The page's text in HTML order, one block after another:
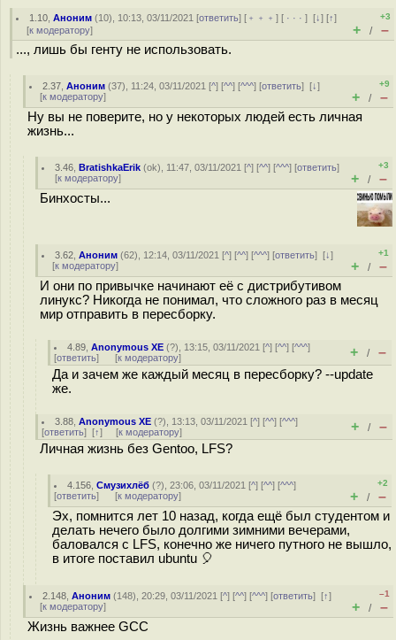
1.10 ,Аноним (10), 10:13, 03/11/2021 [ответить] [ ﹢﹢﹢] [ · · ·][↓] [↑]
[к модератору]
+3
+ / –
..., лишь бы генту не использовать.
2.37 ,Аноним (37), 11:24, 03/11/2021 [^] [^^] [^^^] [ответить][↓]
[к модератору]
+9
+ / –
Ну вы не поверите, но у некоторых людей есть личная
жизнь...
3.46 ,BratishkaErik (ok), 11:47, 03/11/2021 [^] [^^] [^^^] [ответить]
[к модератору]
+3
+ / –
Бинхосты...
3.62 ,Аноним (62), 12:14, 03/11/2021 [^] [^^] [^^^] [ответить][↓]
[к модератору]
+1
+ / –
И они по привычке начинают её с дистрибутивом
линукс? Никогда не понимал, что сложного раз в месяц
мир отправить в пересборку.
4.89 ,Anonymous XE (?), 13:15, 03/11/2021 [^] [^^] [^^^]
[ответить] [к модератору] + / –
Да и зачем же каждый месяц в пересборку? --update
же.
3.88 ,Anonymous XE (?), 13:13, 03/11/2021 [^] [^^] [^^^]
[ответить] [↑] [к модератору] + / –
Личная жизнь без Gentoo, LFS?
4.156 ,Смузихлёб (?), 23:06, 03/11/2021 [^] [^^] [^^^]
[ответить] [к модератору]
+2
+ / –
Эх, помнится лет 10 назад, когда ещё был студентом и
делать нечего было долгими зимними вечерами,
баловался с LFS, конечно же ничего путного не вышло,
в итоге поставил ubuntu 🎈
2.148 ,Аноним (148), 20:29, 03/11/2021 [^] [^^] [^^^] [ответить][↑]
[к модератору]
–1
+ / –
Жизнь важнее GCC